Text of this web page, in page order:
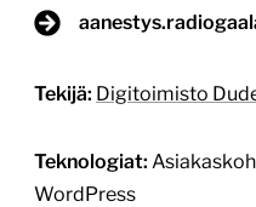
Tekijä: Digitoimisto
Teknologiat:
WordPress